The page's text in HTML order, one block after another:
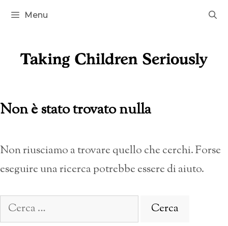
Vai
Menu
Non è stato trovato nulla
Non riusciamo a trovare quello che cerchi. Forse
eseguire una ricerca potrebbe essere di aiuto.
Ricerca
per: